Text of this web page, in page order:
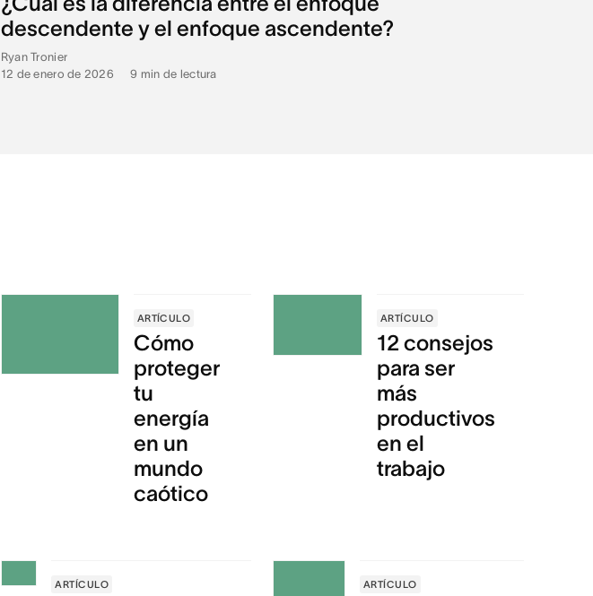
descendente y el enfoque ascendente?
Ryan Tronier
12 de enero de 2026
9 min de lectura
ARTÍCULO
Cómo
proteger
tu
energía
en un
mundo
caótico
ARTÍCULO
12 consejos
para ser
más
productivos
en el
trabajo
ARTÍCULO ARTÍCULO